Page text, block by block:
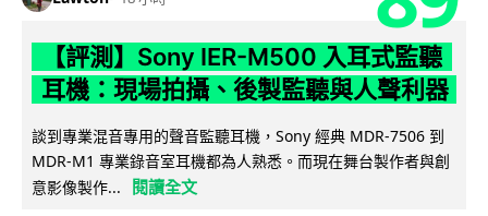
【評測】Sony IER-M500 入耳式監聽
耳機：現場拍攝、後製監聽與人聲利器
談到專業混音專用的聲音監聽耳機，Sony 經典 MDR-7506 到
MDR-M1 專業錄音室耳機都為人熟悉。而現在舞台製作者與創
意影像製作...
閱讀全文